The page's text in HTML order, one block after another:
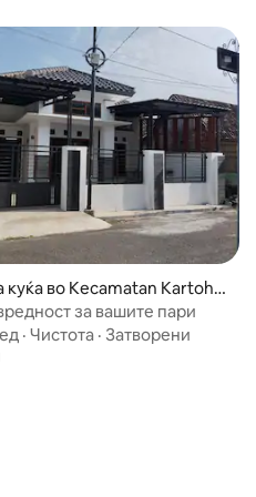
од 5, 4 рецензии
куќа во Kecamatan Kartohar
за вашите пари
· Чистота · Затворени